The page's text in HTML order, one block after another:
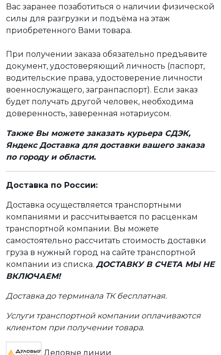
Вас заранее позаботиться о наличии физической
силы для разгрузки и подъёма на этаж
приобретенного Вами товара.
При получении заказа обязательно предъявите
документ, удостоверяющий личность (паспорт,
водительские права, удостоверение личности
военнослужащего, загранпаспорт). Если заказ
будет получать другой человек, необходима
доверенность, заверенная нотариусом.
Также Вы можете заказать курьера СДЭК,
Яндекс Доставка для доставки вашего заказа
по городу и области.
Доставка по России:
Доставка осуществляется транспортными
компаниями и рассчитывается по расценкам
транспортной компании. Вы можете
самостоятельно рассчитать стоимость доставки
груза в нужный город на сайте транспортной
компании из списка. ДОСТАВКУ В СЧЕТА МЫ НЕ
ВКЛЮЧАЕМ!
Доставка до терминала ТК бесплатная.
Услуги транспортной компании оплачиваются
клиентом при получении товара.
Деловые линии